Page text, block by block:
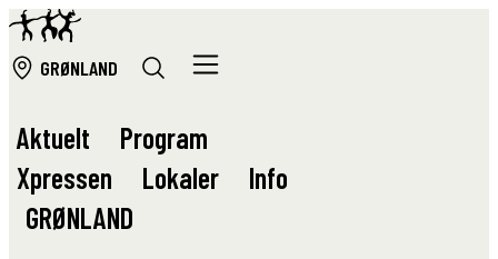
GRØNLAND
Aktuelt
Program
Xpressen
Lokaler
Info
GRØNLAND